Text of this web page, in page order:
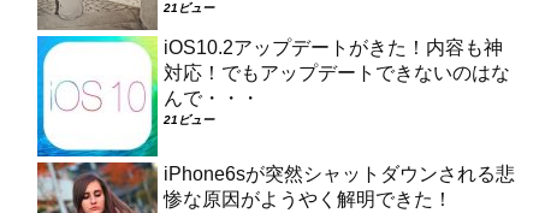
21ビュー
iOS10.2アップデートがきた！内容も神
対応！でもアップデートできないのはな
んで・・・
21ビュー
iPhone6sが突然シャットダウンされる悲
惨な原因がようやく解明できた！